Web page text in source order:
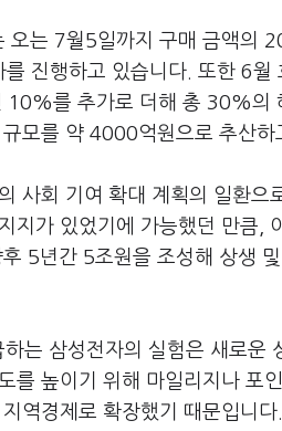
오는 7월5일까지 구매 금액의
를 진행하고 있습니다 또한 6월
10%를 추가로 더해 총 30%의
모를 약 4000억원으로 추산하
사회 기여 확대 계획의 일환으
지가 있었기에 가능했던 만큼
5년간 5조원을 조성해 상생
는 삼성전자의 실험은 새로운
를 높이기 위해 마일리지나 포
역경제로 확장했기 때문입니다